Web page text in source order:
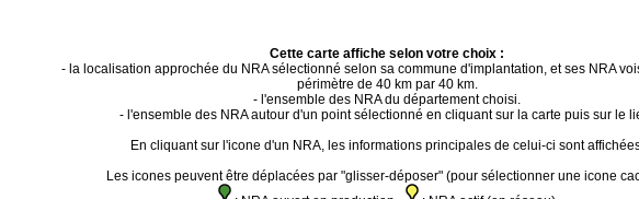
Cette carte affiche selon votre choix :
- la localisation approchée du NRA sélectionné selon sa commune d'implantation, et ses NRA
périmètre de 40 km par 40 km.
- l'ensemble des NRA du département choisi.
- l'ensemble des NRA autour d'un point sélectionné en cliquant sur la carte puis sur le
En cliquant sur l'icone d'un NRA, les informations principales de celui-ci sont
Les icones peuvent être déplacées par "glisser-déposer" (pour sélectionner une icone